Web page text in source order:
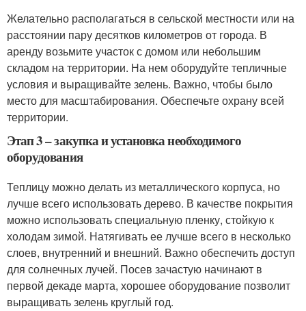
Желательно располагаться в сельской местности или на
расстоянии пару десятков километров от города. В
аренду возьмите участок с домом или небольшим
складом на территории. На нем оборудуйте тепличные
условия и выращивайте зелень. Важно, чтобы было
место для масштабирования. Обеспечьте охрану всей
территории.
Этап 3 – закупка и установка необходимого
оборудования
Теплицу можно делать из металлического корпуса, но
лучше всего использовать дерево. В качестве покрытия
можно использовать специальную пленку, стойкую к
холодам зимой. Натягивать ее лучше всего в несколько
слоев, внутренний и внешний. Важно обеспечить доступ
для солнечных лучей. Посев зачастую начинают в
первой декаде марта, хорошее оборудование позволит
выращивать зелень круглый год.